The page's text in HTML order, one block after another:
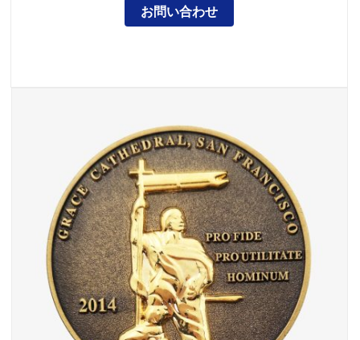
お問い合わせ